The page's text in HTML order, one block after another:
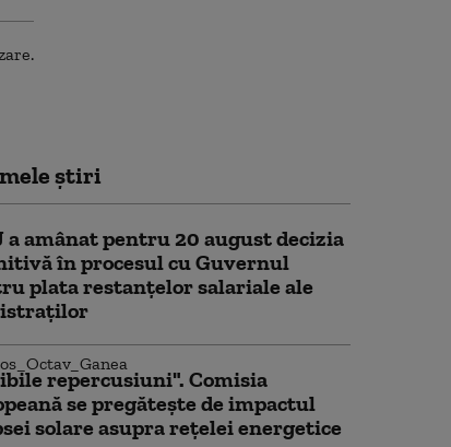
știri
a amânat pentru 20 august decizia
în procesul cu Guvernul
plata restanțelor salariale ale
repercusiuni". Comisia
se pregătește de impactul
solare asupra rețelei energetice